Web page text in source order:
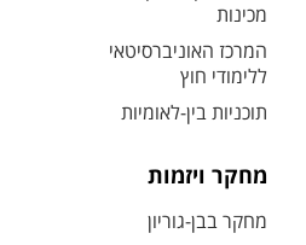
מכינות
המרכז האוניברסיטאי
ללימודי חוץ
תוכניות בין-לאומיות
מחקר ויזמות
מחקר בבן-גוריון